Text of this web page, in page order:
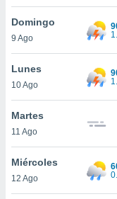
de
cookies
aceptar
Domingo
9 Ago
Lunes
10 Ago
Martes
11 Ago
Miércoles
12 Ago